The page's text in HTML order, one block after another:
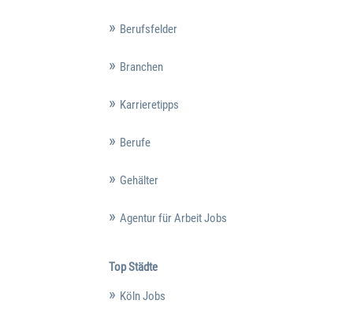
Berufsfelder
Branchen
Karrieretipps
Berufe
Gehälter
Agentur für Arbeit Jobs
Top Städte
Köln Jobs